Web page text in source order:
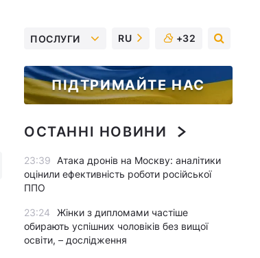
ПОСЛУГИ RU +32
ПІДТРИМАЙТЕ НАС
ОСТАННІ НОВИНИ
23:39
Атака дронів на Москву: аналітики
оцінили ефективність роботи російської
ППО
23:24
Жінки з дипломами частіше
обирають успішних чоловіків без вищої
освіти, – дослідження